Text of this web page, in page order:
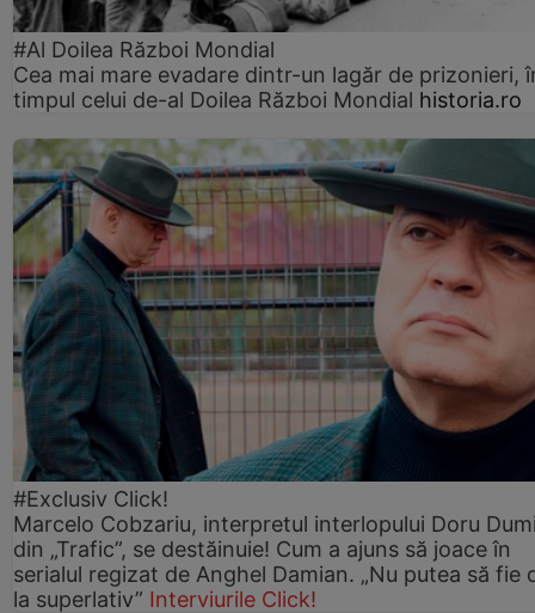
#Al Doilea Război Mondial
Cea mai mare evadare dintr-un lagăr de prizonieri,
timpul celui de-al Doilea Război Mondial historia.ro
#Exclusiv Click!
Marcelo Cobzariu, interpretul interlopului Doru
din „Trafic”, se destăinuie! Cum a ajuns să joace în
serialul regizat de Anghel Damian. „Nu putea să fie
la superlativ” Interviurile Click!